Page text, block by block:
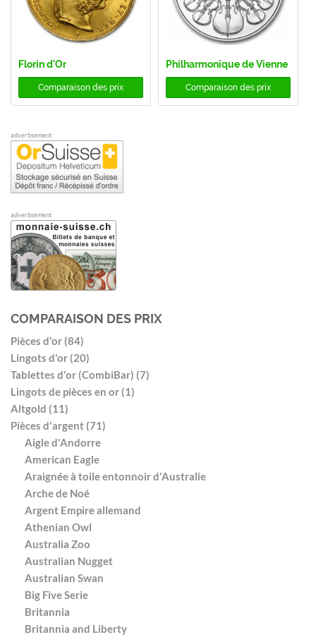
Florin d'Or
Comparaison des prix
Philharmonique de Vienne
Comparaison des prix
advertisement
advertisement
COMPARAISON DES PRIX
Pièces d'or (84)
Lingots d'or (20)
Tablettes d'or (CombiBar) (7)
Lingots de pièces en or (1)
Altgold (11)
Pièces d'argent (71)
Aigle d'Andorre
American Eagle
Araignée à toile entonnoir d'Australie
Arche de Noé
Argent Empire allemand
Athenian Owl
Australia Zoo
Australian Nugget
Australian Swan
Big Five Serie
Britannia
Britannia and Liberty